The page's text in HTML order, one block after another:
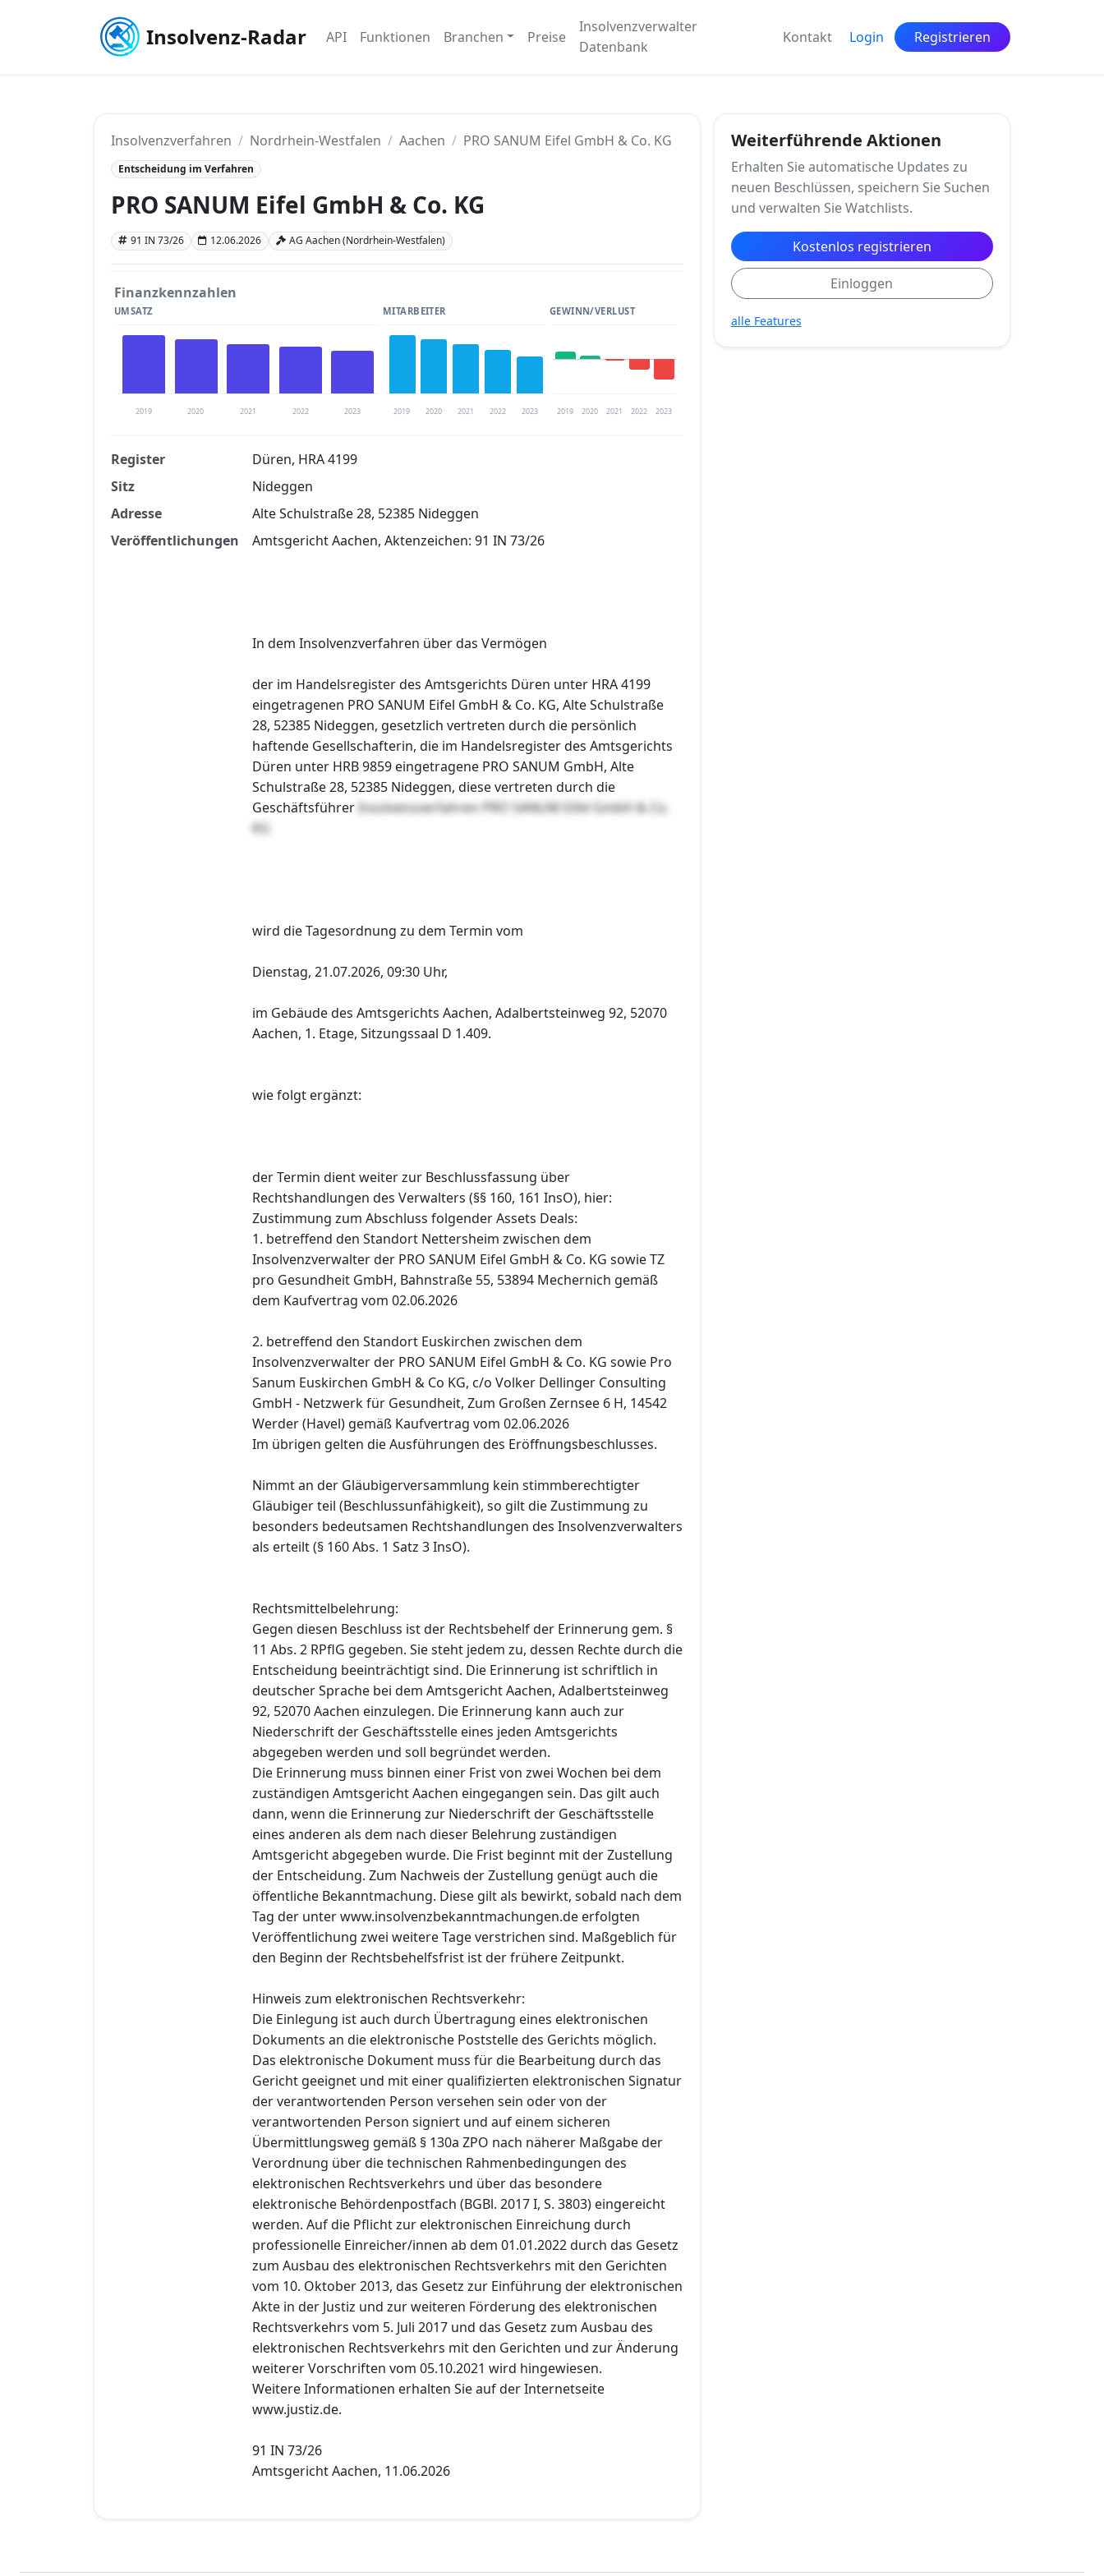
Insolvenz-Radar API Funktionen Branchen Preise
Insolvenzverwalter
Datenbank
Kontakt Login Registrieren
Insolvenzverfahren Nordrhein-Westfalen Aachen PRO SANUM Eifel GmbH & Co. KG
Entscheidung im Verfahren
PRO SANUM Eifel GmbH & Co. KG
91 IN 73/26 12.06.2026 AG Aachen (Nordrhein-Westfalen)
Finanzkennzahlen
UMSATZ
2019 2020 2021 2022 2023
MITARBEITER
2019 2020 2021 2022 2023
GEWINN/VERLUST
2019 2020 2021 2022 2023
Finanzkennzahlen nach kostenloser Registrierung verfügbar
Jetzt kostenlos registrieren
Register
Düren, HRA 4199
Sitz
Nideggen
Adresse
Alte Schulstraße 28, 52385 Nideggen
Veröffentlichungen
Amtsgericht Aachen, Aktenzeichen: 91 IN 73/26
In dem Insolvenzverfahren über das Vermögen
der im Handelsregister des Amtsgerichts Düren unter HRA 4199
eingetragenen PRO SANUM Eifel GmbH & Co. KG, Alte Schulstraße
28, 52385 Nideggen, gesetzlich vertreten durch die persönlich
haftende Gesellschafterin, die im Handelsregister des Amtsgerichts
Düren unter HRB 9859 eingetragene PRO SANUM GmbH, Alte
Schulstraße 28, 52385 Nideggen, diese vertreten durch die
Geschäftsführer Insolvenzverfahren PRO SANUM Eifel GmbH & Co.
KG
wird die Tagesordnung zu dem Termin vom
Dienstag, 21.07.2026, 09:30 Uhr,
im Gebäude des Amtsgerichts Aachen, Adalbertsteinweg 92, 52070
Aachen, 1. Etage, Sitzungssaal D 1.409.
wie folgt ergänzt:
der Termin dient weiter zur Beschlussfassung über
Rechtshandlungen des Verwalters (§§ 160, 161 InsO), hier:
Zustimmung zum Abschluss folgender Assets Deals:
1. betreffend den Standort Nettersheim zwischen dem
Insolvenzverwalter der PRO SANUM Eifel GmbH & Co. KG sowie TZ
pro Gesundheit GmbH, Bahnstraße 55, 53894 Mechernich gemäß
dem Kaufvertrag vom 02.06.2026
2. betreffend den Standort Euskirchen zwischen dem
Insolvenzverwalter der PRO SANUM Eifel GmbH & Co. KG sowie Pro
Sanum Euskirchen GmbH & Co KG, c/o Volker Dellinger Consulting
GmbH - Netzwerk für Gesundheit, Zum Großen Zernsee 6 H, 14542
Werder (Havel) gemäß Kaufvertrag vom 02.06.2026
Im übrigen gelten die Ausführungen des Eröffnungsbeschlusses.
Nimmt an der Gläubigerversammlung kein stimmberechtigter
Gläubiger teil (Beschlussunfähigkeit), so gilt die Zustimmung zu
besonders bedeutsamen Rechtshandlungen des Insolvenzverwalters
als erteilt (§ 160 Abs. 1 Satz 3 InsO).
Rechtsmittelbelehrung:
Gegen diesen Beschluss ist der Rechtsbehelf der Erinnerung gem. §
11 Abs. 2 RPflG gegeben. Sie steht jedem zu, dessen Rechte durch die
Entscheidung beeinträchtigt sind. Die Erinnerung ist schriftlich in
deutscher Sprache bei dem Amtsgericht Aachen, Adalbertsteinweg
92, 52070 Aachen einzulegen. Die Erinnerung kann auch zur
Niederschrift der Geschäftsstelle eines jeden Amtsgerichts
abgegeben werden und soll begründet werden.
Die Erinnerung muss binnen einer Frist von zwei Wochen bei dem
zuständigen Amtsgericht Aachen eingegangen sein. Das gilt auch
dann, wenn die Erinnerung zur Niederschrift der Geschäftsstelle
eines anderen als dem nach dieser Belehrung zuständigen
Amtsgericht abgegeben wurde. Die Frist beginnt mit der Zustellung
der Entscheidung. Zum Nachweis der Zustellung genügt auch die
öffentliche Bekanntmachung. Diese gilt als bewirkt, sobald nach dem
Tag der unter www.insolvenzbekanntmachungen.de erfolgten
Veröffentlichung zwei weitere Tage verstrichen sind. Maßgeblich für
den Beginn der Rechtsbehelfsfrist ist der frühere Zeitpunkt.
Hinweis zum elektronischen Rechtsverkehr:
Die Einlegung ist auch durch Übertragung eines elektronischen
Dokuments an die elektronische Poststelle des Gerichts möglich.
Das elektronische Dokument muss für die Bearbeitung durch das
Gericht geeignet und mit einer qualifizierten elektronischen Signatur
der verantwortenden Person versehen sein oder von der
verantwortenden Person signiert und auf einem sicheren
Übermittlungsweg gemäß § 130a ZPO nach näherer Maßgabe der
Verordnung über die technischen Rahmenbedingungen des
elektronischen Rechtsverkehrs und über das besondere
elektronische Behördenpostfach (BGBl. 2017 I, S. 3803) eingereicht
werden. Auf die Pflicht zur elektronischen Einreichung durch
professionelle Einreicher/innen ab dem 01.01.2022 durch das Gesetz
zum Ausbau des elektronischen Rechtsverkehrs mit den Gerichten
vom 10. Oktober 2013, das Gesetz zur Einführung der elektronischen
Akte in der Justiz und zur weiteren Förderung des elektronischen
Rechtsverkehrs vom 5. Juli 2017 und das Gesetz zum Ausbau des
elektronischen Rechtsverkehrs mit den Gerichten und zur Änderung
weiterer Vorschriften vom 05.10.2021 wird hingewiesen.
Weitere Informationen erhalten Sie auf der Internetseite
www.justiz.de.
91 IN 73/26
Amtsgericht Aachen, 11.06.2026
Weiterführende Aktionen
Erhalten Sie automatische Updates zu
neuen Beschlüssen, speichern Sie Suchen
und verwalten Sie Watchlists.
Kostenlos registrieren
Einloggen
alle Features